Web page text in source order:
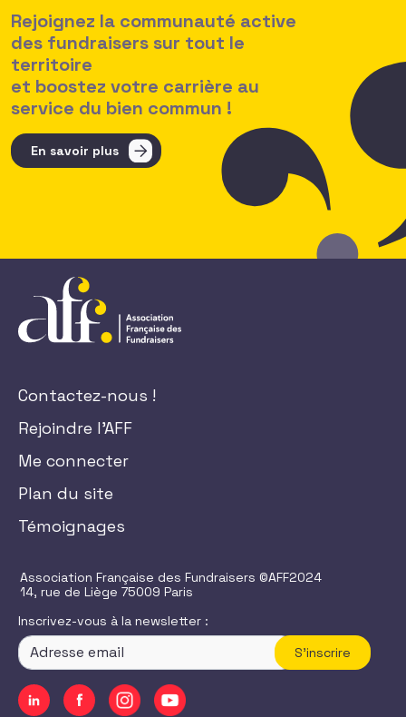
Rejoignez la communauté active
des fundraisers sur tout le
territoire
et boostez votre carrière au
service du bien commun !
En savoir plus
Contactez-nous !
Rejoindre l'AFF
Me connecter
Plan du site
Témoignages
Association Française des Fundraisers ©AFF2024
14, rue de Liège 75009 Paris
Inscrivez-vous à la newsletter :
S'inscrire